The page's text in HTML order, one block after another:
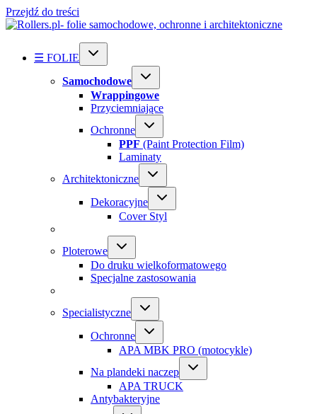
Przejdź do treści
☰ FOLIE
Samochodowe
Wrappingowe
Przyciemniające
Ochronne
PPF (Paint Protection Film)
Laminaty
Architektoniczne
Dekoracyjne
Cover Styl
Ploterowe
Do druku wielkoformatowego
Specjalne zastosowania
Specialistyczne
Ochronne
APA MBK PRO (motocykle)
Na plandeki naczep
APA TRUCK
Antybakteryjne